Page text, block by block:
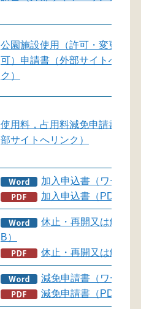
公園施設使用（許可・変更許
可）申請書（外部サイトへリン
ク）
使用料，占用料減免申請書（外
部サイトへリンク）
加入申込書（ワード
加入申込書（PDF：
休止・再開又は解約
B）
休止・再開又は解約
減免申請書（ワード
減免申請書（PDF：